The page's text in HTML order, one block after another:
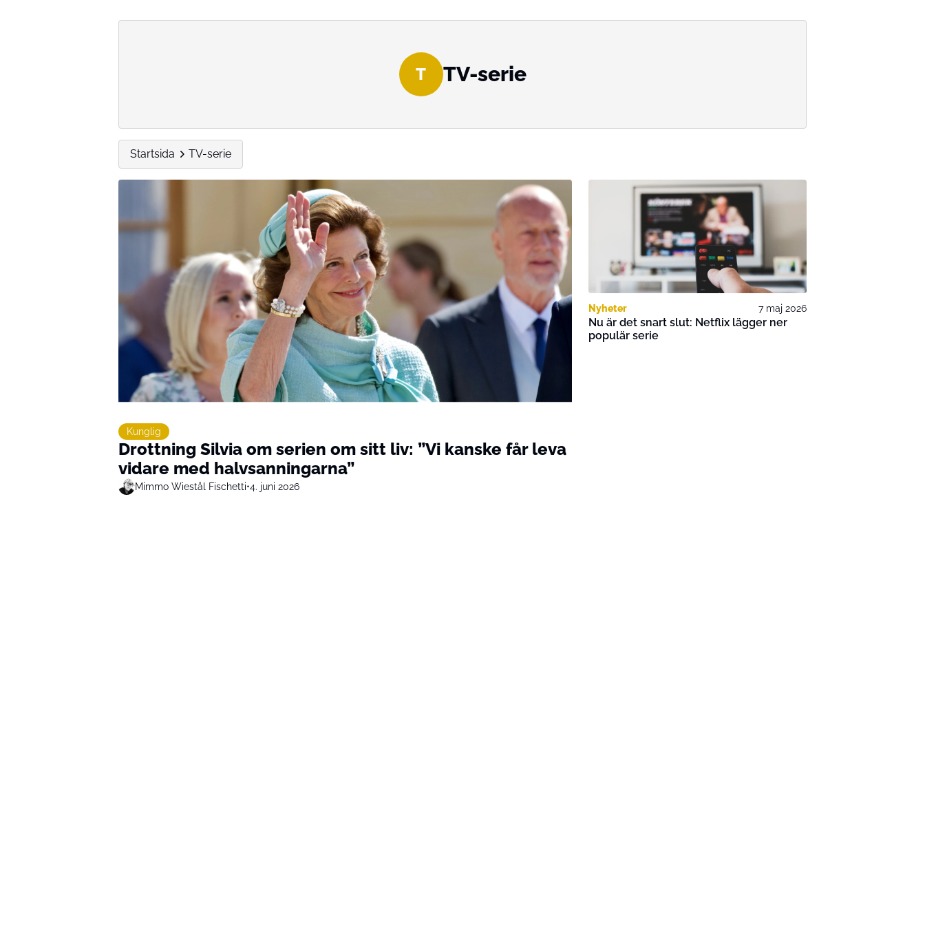
T TV-serie
Startsida TV-serie
Kunglig
Drottning Silvia om serien om sitt liv: ”Vi kanske får leva
vidare med halvsanningarna”
Mimmo Wiestål Fischetti•4. juni 2026
Nyheter 7 maj 2026
Nu är det snart slut: Netflix lägger ner
populär serie